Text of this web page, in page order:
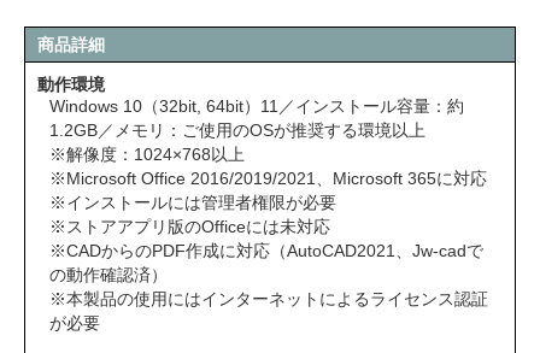
商品詳細
動作環境
Windows 10（32bit, 64bit）11／インストール容量：約
1.2GB／メモリ：ご使用のOSが推奨する環境以上
※解像度：1024×768以上
※Microsoft Office 2016/2019/2021、Microsoft 365に対応
※インストールには管理者権限が必要
※ストアアプリ版のOfficeには未対応
※CADからのPDF作成に対応（AutoCAD2021、Jw-cadで
の動作確認済）
※本製品の使用にはインターネットによるライセンス認証
が必要